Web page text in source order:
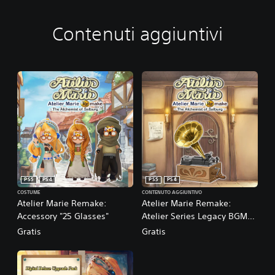
Contenuti aggiuntivi
Atelier Marie Remake:
Accessory "25 Glasses"
PS5
PS4
COSTUME
Gratis
Atelier Marie Remake:
Atelier Series Legacy BGM
Pack
PS5
PS4
CONTENUTO AGGIUNTIVO
Gratis